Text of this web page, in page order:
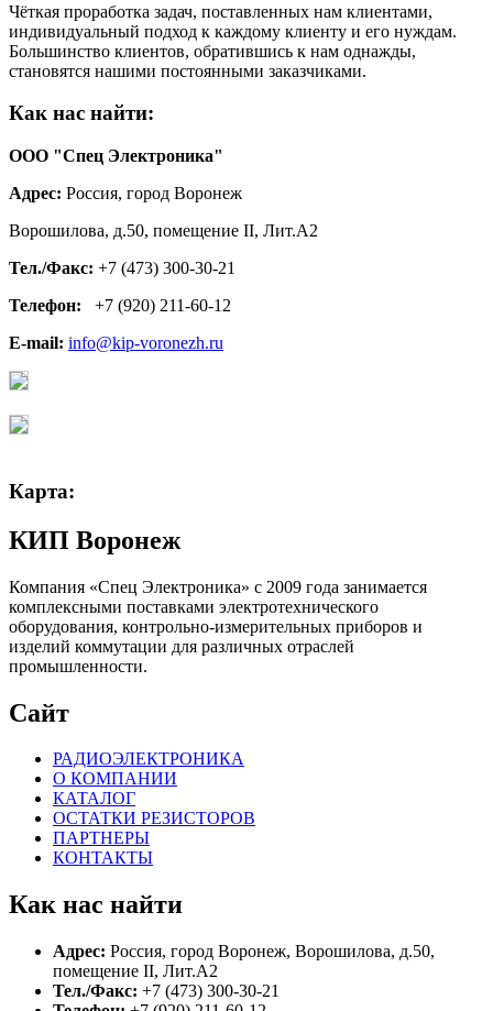
Чёткая проработка задач, поставленных нам клиентами,
индивидуальный подход к каждому клиенту и его нуждам.
Большинство клиентов, обратившись к нам однажды,
становятся нашими постоянными заказчиками.
Как нас найти:
ООО "Спец Электроника"
Адрес: Россия, город Воронеж
Ворошилова, д.50, помещение II, Лит.А2
Тел./Факс: +7 (473) 300-30-21
Телефон: +7 (920) 211-60-12
E-mail: info@kip-voronezh.ru
Карта:
КИП Воронеж
Компания «Спец Электроника» c 2009 года занимается
комплексными поставками электротехнического
оборудования, контрольно-измерительных приборов и
изделий коммутации для различных отраслей
промышленности.
Сайт
РАДИОЭЛЕКТРОНИКА
О КОМПАНИИ
КАТАЛОГ
ОСТАТКИ РЕЗИСТОРОВ
ПАРТНЕРЫ
КОНТАКТЫ
Как нас найти
Адрес: Россия, город Воронеж, Ворошилова, д.50,
помещение II, Лит.А2
Тел./Факс: +7 (473) 300-30-21